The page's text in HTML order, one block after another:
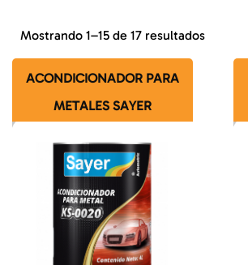
Mostrando 1–15 de 17 resultados
ACONDICIONADOR PARA
METALES SAYER